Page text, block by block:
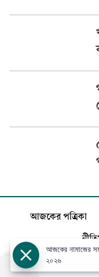
আজকের পত্রিকা
আজকের নামাজের
২০২৬